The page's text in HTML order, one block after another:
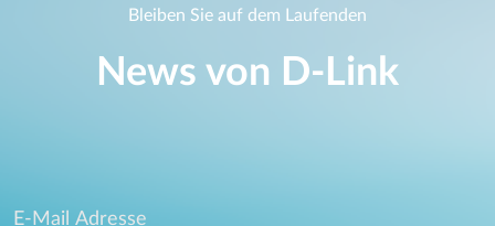
Bleiben Sie auf dem Laufenden
News von D‑Link